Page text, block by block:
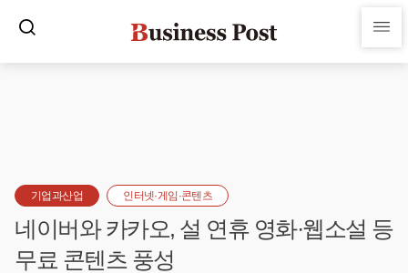
기업과산업 인터넷·게임·콘텐츠
네이버와 카카오, 설 연휴 영화·웹소설 등
무료 콘텐츠 풍성